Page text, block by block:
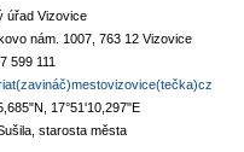
úřad Vizovice
nám. 1007, 763 12 Vizovice
599 111
17°51'10,297"E
starosta města